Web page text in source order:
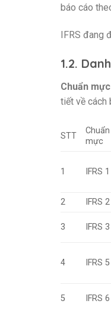
báo cáo
IFRS đang
1.2.
Chuẩn
tiết về cách
STT
Chuẩn
mực
1 IFRS 1
2 IFRS 2
3 IFRS 3
4 IFRS 5
5 IFRS 6